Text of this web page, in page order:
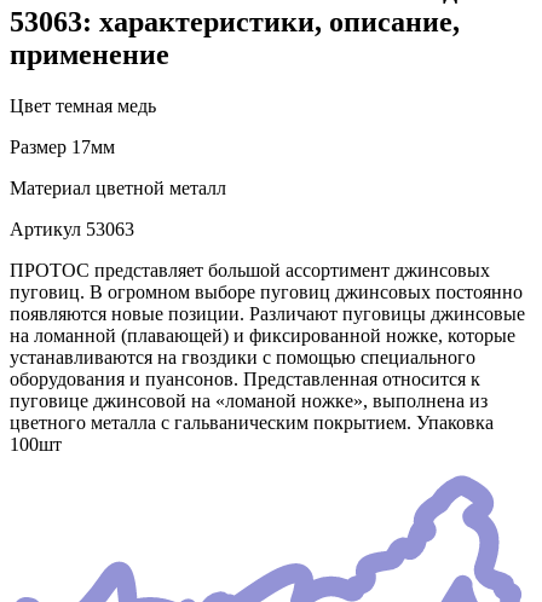
53063: характеристики, описание,
применение
Цвет темная медь
Размер 17мм
Материал цветной металл
Артикул 53063
ПРОТОС представляет большой ассортимент джинсовых
пуговиц. В огромном выборе пуговиц джинсовых постоянно
появляются новые позиции. Различают пуговицы джинсовые
на ломанной (плавающей) и фиксированной ножке, которые
устанавливаются на гвоздики с помощью специального
оборудования и пуансонов. Представленная относится к
пуговице джинсовой на «ломаной ножке», выполнена из
цветного металла с гальваническим покрытием. Упаковка
100шт